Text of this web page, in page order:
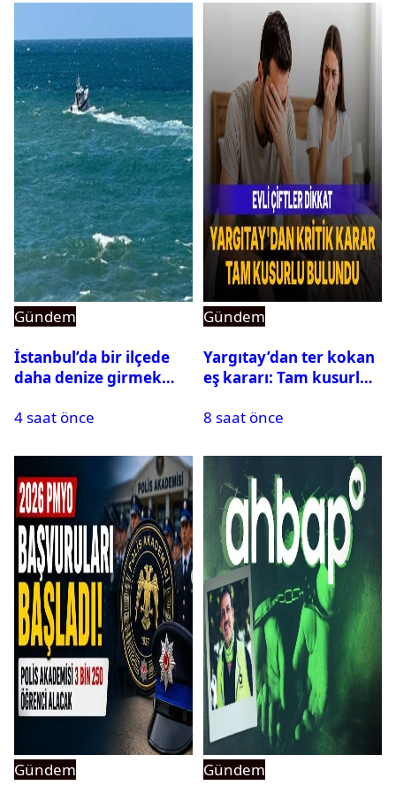
Gündem
İstanbul’da bir ilçede
daha denize girmek
4 saat önce
Gündem
Yargıtay’dan ter kokan
eş kararı: Tam kusurlu
8 saat önce
Gündem
Gündem